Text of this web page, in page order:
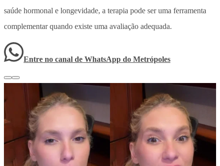
saúde hormonal e longevidade, a terapia pode ser uma ferramenta
complementar quando existe uma avaliação adequada.
Entre no canal de WhatsApp do Metrópoles